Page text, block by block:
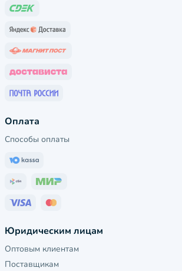
Оплата
Способы оплаты
Юридическим лицам
Оптовым клиентам
Поставщикам